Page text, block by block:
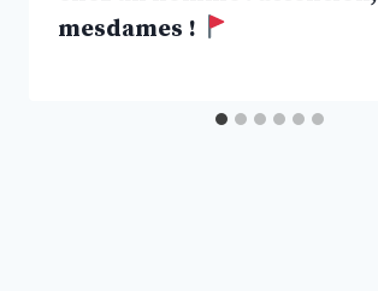
mesdames !